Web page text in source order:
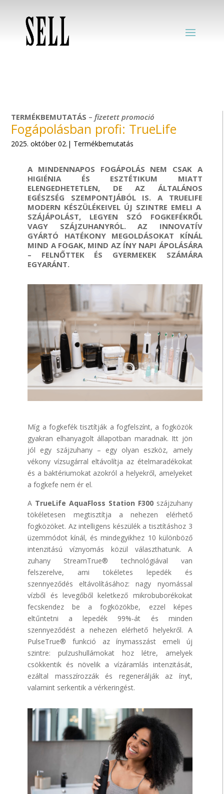
TERMÉKBEMUTATÁS –fizetett promoció
Fogápolásban profi: TrueLife
2025. október 02.| Termékbemutatás
A MINDENNAPOS FOGÁPOLÁS NEM CSAK A
HIGIÉNIA ÉS ESZTÉTIKUM MIATT
ELENGEDHETETLEN, DEAZ ÁLTALÁNOS
EGÉSZSÉG SZEMPONTJÁBÓL IS.A TRUELIFE
MODERN KÉSZÜLÉKEIVEL ÚJ SZINTRE EMELI A
SZÁJÁPOLÁST, LEGYEN SZÓ FOGKEFÉKRŐL
VAGY SZÁJZUHANYRÓL.AZ INNOVATÍV
GYÁRTÓ HATÉKONY MEGOLDÁSOKAT KÍNÁL
MIND A FOGAK, MIND AZ ÍNY NAPI ÁPOLÁSÁRA
– FELNŐTTEK ÉS GYERMEKEK SZÁMÁRA
EGYARÁNT.
Míg a fogkefék tisztítják a fogfelszínt, a fogközök
gyakran elhanyagolt állapotban maradnak. Itt jön
jól egy szájzuhany – egy olyan eszköz, amely
vékony vízsugárral eltávolítja az ételmaradékokat
és a baktériumokat azokról a helyekről, amelyeket
a fogkefe nem ér el.
A TrueLife AquaFloss Station F300szájzuhany
tökéletesen megtisztítja a nehezen elérhető
fogközöket. Az intelligens készülék a tisztításhoz 3
üzemmódot kínál, és mindegyikhez 10 különböző
intenzitású víznyomás közül választhatunk. A
zuhany StreamTrue® technológiával van
felszerelve, ami tökéletes lepedék és
szennyeződés eltávolításához: nagy nyomással
vízből és levegőből keletkező mikrobuborékokat
fecskendez be a fogközökbe, ezzel képes
eltűntetni a lepedék 99%-át és minden
szennyeződést a nehezen elérhető helyekről. A
PulseTrue® funkció az ínymasszást emeli új
szintre: pulzushullámokat hoz létre, amelyek
csökkentik és növelik a vízáramlás intenzitását,
ezáltal masszírozzák és regenerálják az ínyt,
valamint serkentik a vérkeringést.